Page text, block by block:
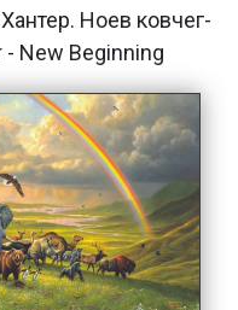
Ноев ковчег-
- New Beginning